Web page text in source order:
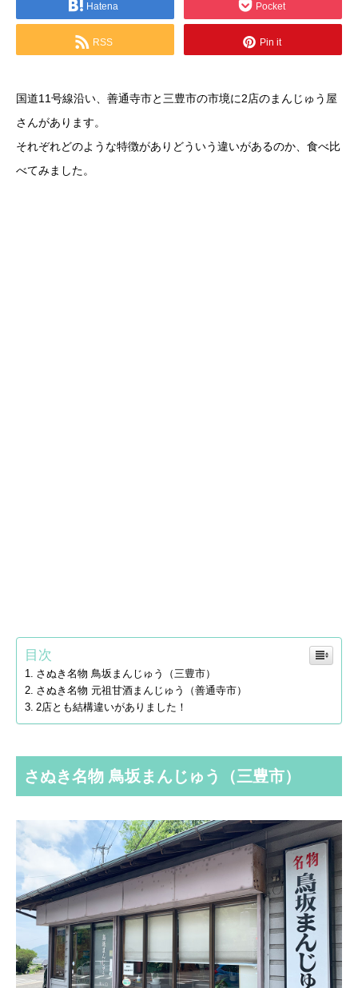
Hatena Pocket
RSS Pin it
国道11号線沿い、善通寺市と三豊市の市境に2店のまんじゅう屋
さんがあります。
それぞれどのような特徴がありどういう違いがあるのか、食べ比
べてみました。
目次
さぬき名物 鳥坂まんじゅう（三豊市）
さぬき名物 元祖甘酒まんじゅう（善通寺市）
2店とも結構違いがありました！
さぬき名物 鳥坂まんじゅう（三豊市）